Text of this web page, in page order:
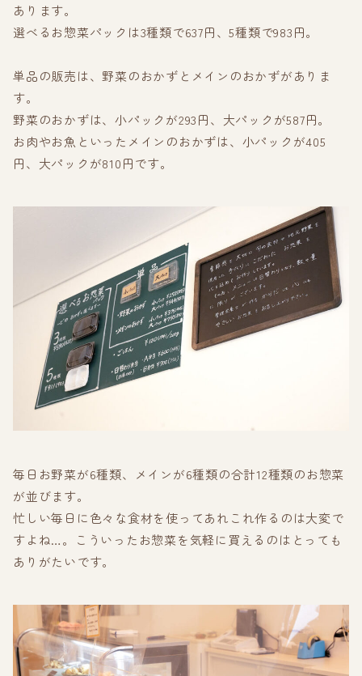
あります。
選べるお惣菜パックは3種類で637円、5種類で983円。
単品の販売は、野菜のおかずとメインのおかずがありま
す。
野菜のおかずは、小パックが293円、大パックが587円。
お肉やお魚といったメインのおかずは、小パックが405
円、大パックが810円です。
毎日お野菜が6種類、メインが6種類の合計12種類のお惣菜
が並びます。
忙しい毎日に色々な食材を使ってあれこれ作るのは大変で
すよね…。こういったお惣菜を気軽に買えるのはとっても
ありがたいです。